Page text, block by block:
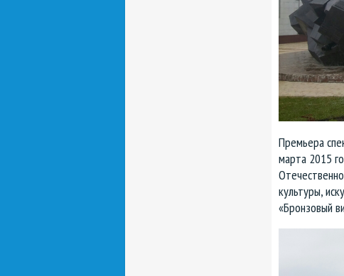
Премьера
марта 2015
культуры,
«Бронзовый